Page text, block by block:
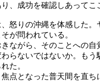
、成功を確認しあってこ
怒りの沖縄を体感した。
が問われている。
ながら、そのことへの自
らないではないか。も
た。
点となった普天間を直ち